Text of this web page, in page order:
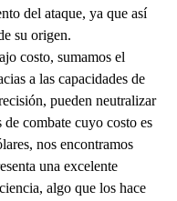
del ataque, ya que así
su origen.
costo, sumamos el
a las capacidades de
pueden neutralizar
combate cuyo costo es
nos encontramos
una excelente
algo que los hace